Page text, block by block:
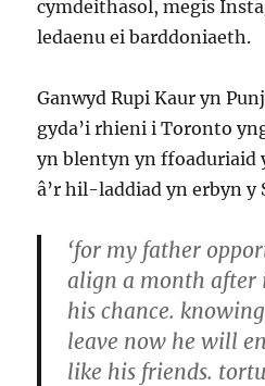
cymdeithasol, megis
ledaenu ei barddoniaeth.
Ganwyd Rupi Kaur yn
gyda’i rhieni i Toronto
yn blentyn yn ffoaduriaid
â’r hil-laddiad yn erbyn y
‘for my father
align a month after
his chance.
leave now he will
like his friends.